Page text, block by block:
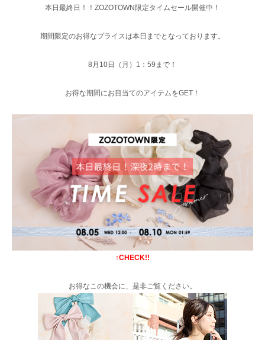
本日最終日！！ZOZOTOWN限定タイムセール開催中！
期間限定のお得なプライスは本日までとなっております。
8月10日（月）1：59まで！
お得な期間にお目当てのアイテムをGET！
↑CHECK!!
お得なこの機会に、是非ご覧ください。